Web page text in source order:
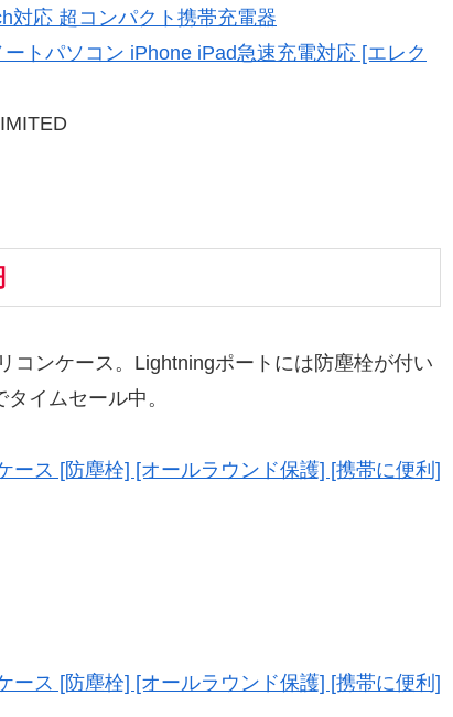
対応 超コンパクト携帯充電器
トパソコン iPhone iPad急速充電対応 [エレク
ンケース。Lightningポートには防塵栓が付い
イムセール中。
ース [防塵栓] [オールラウンド保護] [携帯に便利]
ース [防塵栓] [オールラウンド保護] [携帯に便利]